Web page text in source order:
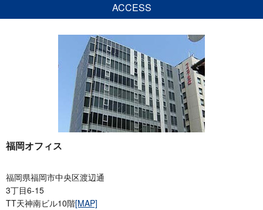
ACCESS
福岡オフィス
福岡県福岡市中央区渡辺通
3丁目6-15
TT天神南ビル10階[MAP]